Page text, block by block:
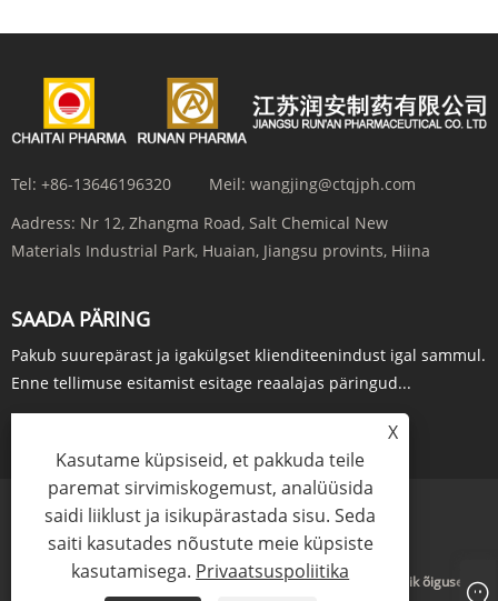
Tel: +86-13646196320 Meil: wangjing@ctqjph.com
Aadress: Nr 12, Zhangma Road, Salt Chemical New
Materials Industrial Park, Huaian, Jiangsu provints, Hiina
SAADA PÄRING
Pakub suurepärast ja igakülgset klienditeenindust igal sammul.
Enne tellimuse esitamist esitage reaalajas päringud...
Links Sitemap Privaatsuspoliitika
Autoriõigus © 2024 Jiangsu Run'an Pharmaceutical Co. Ltd. Kõik õigused
X
Kasutame küpsiseid, et pakkuda teile
paremat sirvimiskogemust, analüüsida
saidi liiklust ja isikupärastada sisu. Seda
saiti kasutades nõustute meie küpsiste
kasutamisega. Privaatsuspoliitika